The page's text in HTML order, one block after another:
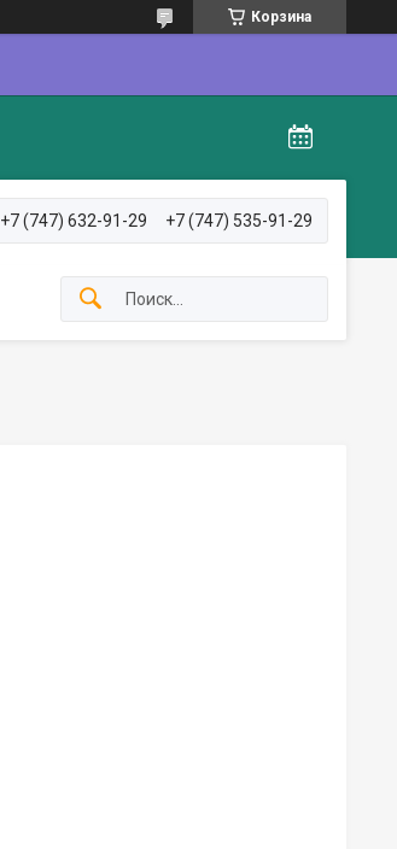
Корзина
+7 (747) 632-91-29 +7 (747) 535-91-29